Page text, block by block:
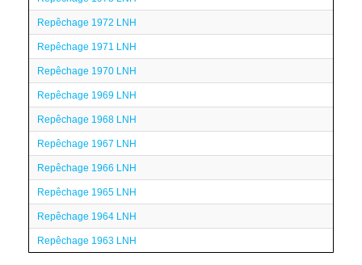
Repêchage 1972 LNH
Repêchage 1971 LNH
Repêchage 1970 LNH
Repêchage 1969 LNH
Repêchage 1968 LNH
Repêchage 1967 LNH
Repêchage 1966 LNH
Repêchage 1965 LNH
Repêchage 1964 LNH
Repêchage 1963 LNH